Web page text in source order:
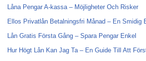
Låna Pengar A-kassa – Möjligheter Och Risker
Ellos Privatlån Betalningsfri Månad – En Smidig
Lån Gratis Första Gång – Spara Pengar Enkel
Hur Högt Lån Kan Jag Ta – En Guide Till Att